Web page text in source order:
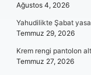
Ağustos 4, 2026
Yahudilikte Şabat
Temmuz 29, 2026
Krem rengi pantolon
Temmuz 27, 2026